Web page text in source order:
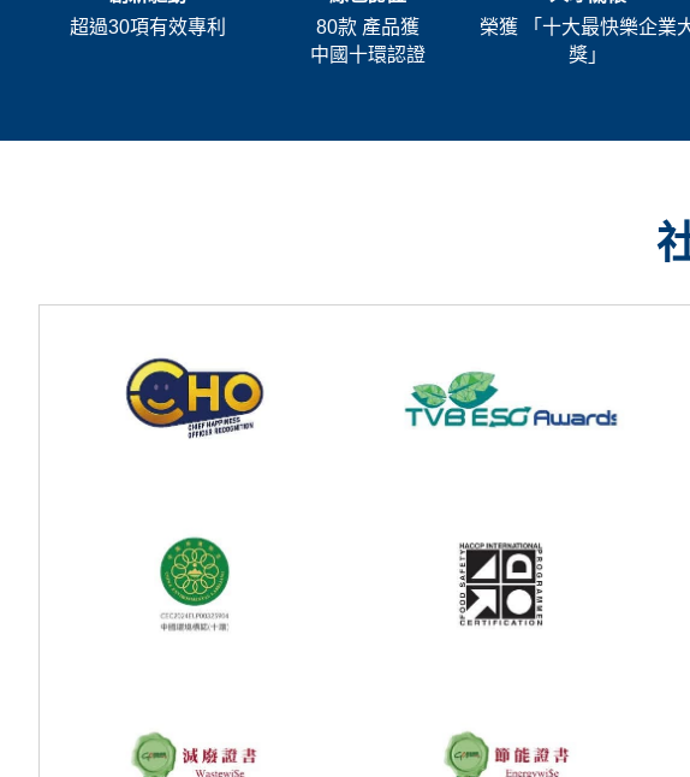
超過30項有效專利
80款 產品獲
中國十環認證
榮獲 「十大最快樂企業
獎」